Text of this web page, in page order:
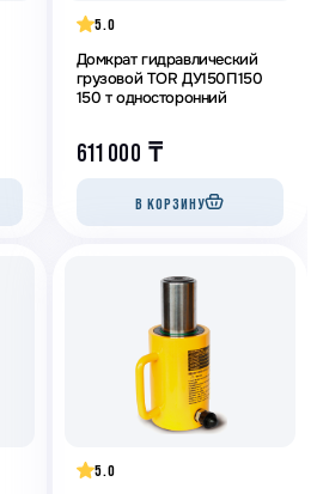
5.0
Домкрат гидравлический
грузовой TOR ДУ150П150
150 т односторонний
611 000 ₸
В КОРЗИНУ
5.0